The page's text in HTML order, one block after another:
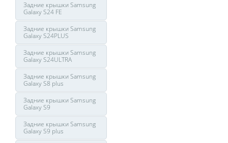
Задние крышки Samsung
Galaxy S24 FE
Задние крышки Samsung
Galaxy S24PLUS
Задние крышки Samsung
Galaxy S24ULTRA
Задние крышки Samsung
Galaxy S8 plus
Задние крышки Samsung
Galaxy S9
Задние крышки Samsung
Galaxy S9 plus